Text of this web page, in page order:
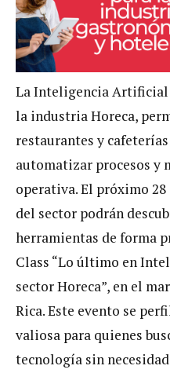
La Inteligencia Artificial
la industria Horeca,
restaurantes y
automatizar procesos y
operativa. El próximo
del sector podrán
herramientas de forma
Class “Lo último en
sector Horeca”, en el
Rica. Este evento se
valiosa para quienes
tecnología sin